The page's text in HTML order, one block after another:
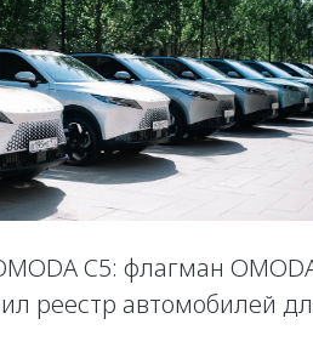
C5: флагман
реестр автомобилей